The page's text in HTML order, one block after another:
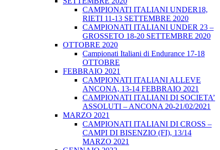
CAMPIONATI ITALIANI UNDER18,
RIETI 11-13 SETTEMBRE 2020
CAMPIONATI ITALIANI UNDER 23 –
GROSSETO 18-20 SETTEMBRE 2020
OTTOBRE 2020
Campionati Italiani di Endurance 17-18
OTTOBRE
FEBBRAIO 2021
CAMPIONATI ITALIANI ALLEVE
ANCONA, 13-14 FEBBRAIO 2021
CAMPIONATI ITALIANI DI SOCIETA’
ASSOLUTI – ANCONA 20-21/02/2021
MARZO 2021
CAMPIONATI ITALIANI DI CROSS –
CAMPI DI BISENZIO (FI), 13/14
MARZO 2021